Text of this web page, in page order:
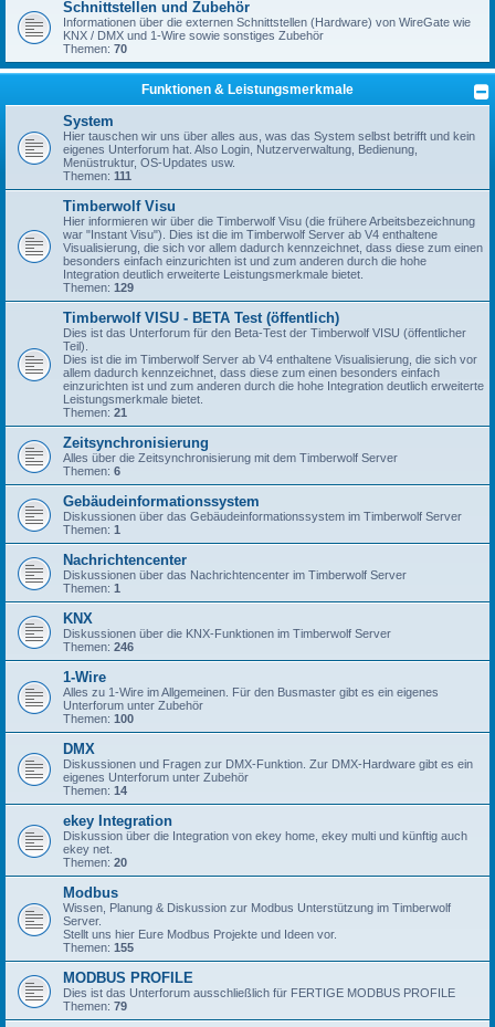
Schnittstellen und Zubehör
Informationen über die externen Schnittstellen (Hardware) von WireGate wie
KNX / DMX und 1-Wire sowie sonstiges Zubehör
Themen: 70
Funktionen & Leistungsmerkmale
System
Hier tauschen wir uns über alles aus, was das System selbst betrifft und kein
eigenes Unterforum hat. Also Login, Nutzerverwaltung, Bedienung,
Menüstruktur, OS-Updates usw.
Themen: 111
Timberwolf Visu
Hier informieren wir über die Timberwolf Visu (die frühere Arbeitsbezeichnung
war "Instant Visu"). Dies ist die im Timberwolf Server ab V4 enthaltene
Visualisierung, die sich vor allem dadurch kennzeichnet, dass diese zum einen
besonders einfach einzurichten ist und zum anderen durch die hohe
Integration deutlich erweiterte Leistungsmerkmale bietet.
Themen: 129
Timberwolf VISU - BETA Test (öffentlich)
Dies ist das Unterforum für den Beta-Test der Timberwolf VISU (öffentlicher
Teil).
Dies ist die im Timberwolf Server ab V4 enthaltene Visualisierung, die sich vor
allem dadurch kennzeichnet, dass diese zum einen besonders einfach
einzurichten ist und zum anderen durch die hohe Integration deutlich erweiterte
Leistungsmerkmale bietet.
Themen: 21
Zeitsynchronisierung
Alles über die Zeitsynchronisierung mit dem Timberwolf Server
Themen: 6
Gebäudeinformationssystem
Diskussionen über das Gebäudeinformationssystem im Timberwolf Server
Themen: 1
Nachrichtencenter
Diskussionen über das Nachrichtencenter im Timberwolf Server
Themen: 1
KNX
Diskussionen über die KNX-Funktionen im Timberwolf Server
Themen: 246
1-Wire
Alles zu 1-Wire im Allgemeinen. Für den Busmaster gibt es ein eigenes
Unterforum unter Zubehör
Themen: 100
DMX
Diskussionen und Fragen zur DMX-Funktion. Zur DMX-Hardware gibt es ein
eigenes Unterforum unter Zubehör
Themen: 14
ekey Integration
Diskussion über die Integration von ekey home, ekey multi und künftig auch
ekey net.
Themen: 20
Modbus
Wissen, Planung & Diskussion zur Modbus Unterstützung im Timberwolf
Server.
Stellt uns hier Eure Modbus Projekte und Ideen vor.
Themen: 155
MODBUS PROFILE
Dies ist das Unterforum ausschließlich für FERTIGE MODBUS PROFILE
Themen: 79